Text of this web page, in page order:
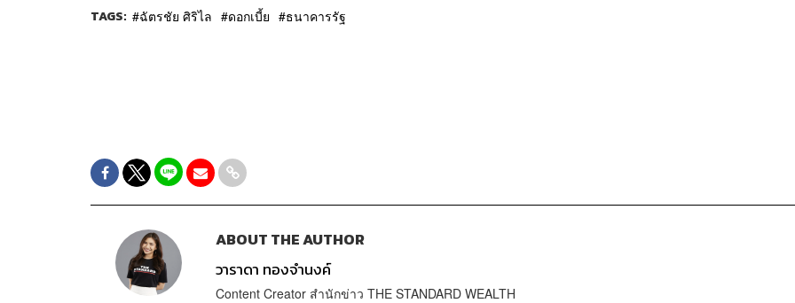
TAGS: ฉัตรชัย ศิริไล ดอกเบี้ย ธนาคารรัฐ
ABOUT THE AUTHOR
วาราดา ทองจำนงค์
Content Creator สำนักข่าว THE STANDARD WEALTH